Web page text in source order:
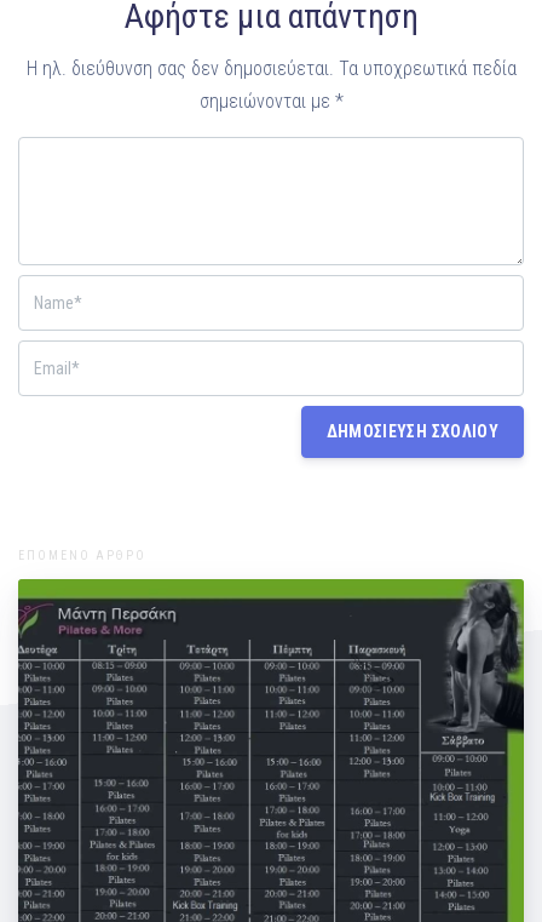
Αφήστε μια απάντηση
Η ηλ. διεύθυνση σας δεν δημοσιεύεται. Τα υποχρεωτικά πεδία
σημειώνονται με *
ΕΠΟΜΕΝΟ ΑΡΘΡΟ